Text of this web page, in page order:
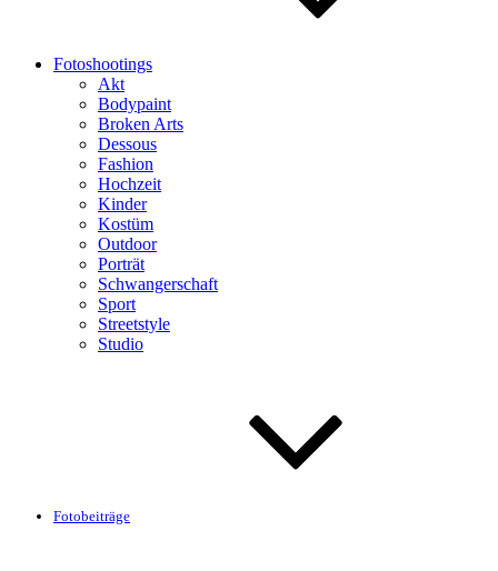
Fotoshootings
Akt
Bodypaint
Broken Arts
Dessous
Fashion
Hochzeit
Kinder
Kostüm
Outdoor
Porträt
Schwangerschaft
Sport
Streetstyle
Studio
Fotobeiträge